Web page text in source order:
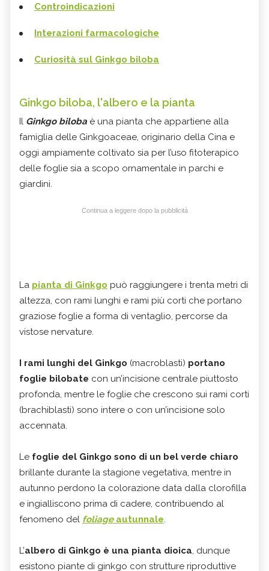
Controindicazioni
Interazioni farmacologiche
Curiosità sul Ginkgo biloba
Ginkgo biloba, l'albero e la pianta
Il Ginkgo biloba è una pianta che appartiene alla
famiglia delle Ginkgoaceae, originario della Cina e
oggi ampiamente coltivato sia per l’uso fitoterapico
delle foglie sia a scopo ornamentale in parchi e
giardini.
Continua a leggere dopo la pubblicità
La pianta di Ginkgo può raggiungere i trenta metri di
altezza, con rami lunghi e rami più corti che portano
graziose foglie a forma di ventaglio, percorse da
vistose nervature.
I rami lunghi del Ginkgo (macroblasti) portano
foglie bilobate con un’incisione centrale piuttosto
profonda, mentre le foglie che crescono sui rami corti
(brachiblasti) sono intere o con un’incisione solo
accennata.
Le foglie del Ginkgo sono di un bel verde chiaro
brillante durante la stagione vegetativa, mentre in
autunno perdono la colorazione data dalla clorofilla
e ingialliscono prima di cadere, contribuendo al
fenomeno del foliageautunnale.
L’albero di Ginkgo è una pianta dioica, dunque
esistono piante di ginkgo con strutture riproduttive